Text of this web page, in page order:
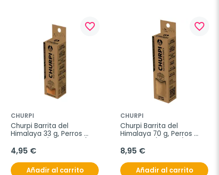
favorite_border
CHURPI
Churpi Barrita del
Himalaya 33 g, Perros
4,95 €
Añadir al carrito
favorite_border
CHURPI
Churpi Barrita del
Himalaya 70 g, Perros
8,95 €
Añadir al carrito